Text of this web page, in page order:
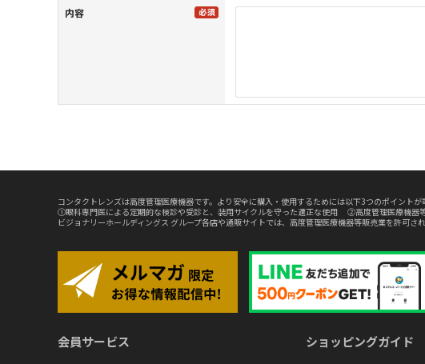
内容
コンタクトレンズは高度管理医療機器です。より安全に購入・使用するためには以下3つのポイントが
①眼科専門医による定期的な検診や受診と、装用サイクルを守った適正な使用 ②高度管理医療機
ビジョナリーホールディングス グループ各店や通販サイトでは、高度管理医療機器等販売業を許可
会員サービス ショッピングガイド